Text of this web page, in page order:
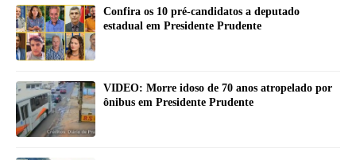
Confira os 10 pré-candidatos a deputado
estadual em Presidente Prudente
VIDEO: Morre idoso de 70 anos atropelado por
ônibus em Presidente Prudente